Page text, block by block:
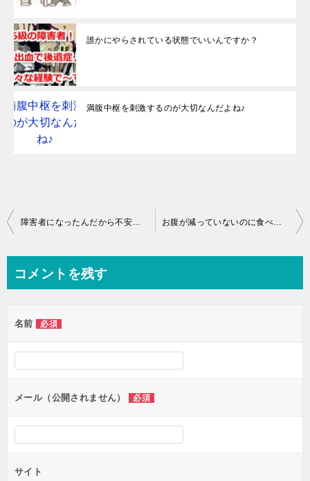
誰かにやらされている状態でいいんですか？
満腹中枢を刺激するのが大切なんだよね♪
投
ビ
ー
シ
ン
障害者になったんだから不安があって当然ですよね♪ お腹が減っていないのに食べてちゃ太るよね♪
コメントを残す
名前 必須
メール（公開されません） 必須
サイト